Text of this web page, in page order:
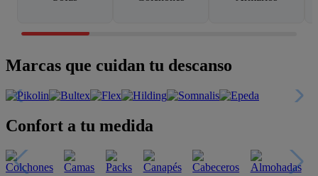
Marcas que cuidan tu descanso
Confort a tu medida